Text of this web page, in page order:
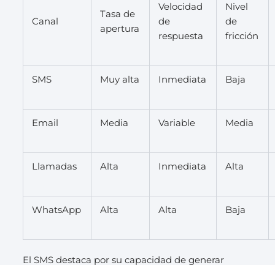
Canal
Tasa de
apertura
Velocidad
de
respuesta
Nivel
de
fricción
SMS Muy alta Inmediata Baja
Email Media Variable Media
Llamadas Alta Inmediata Alta
WhatsApp Alta Alta Baja
El SMS destaca por su capacidad de generar